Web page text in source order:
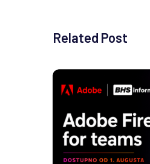
Related Post